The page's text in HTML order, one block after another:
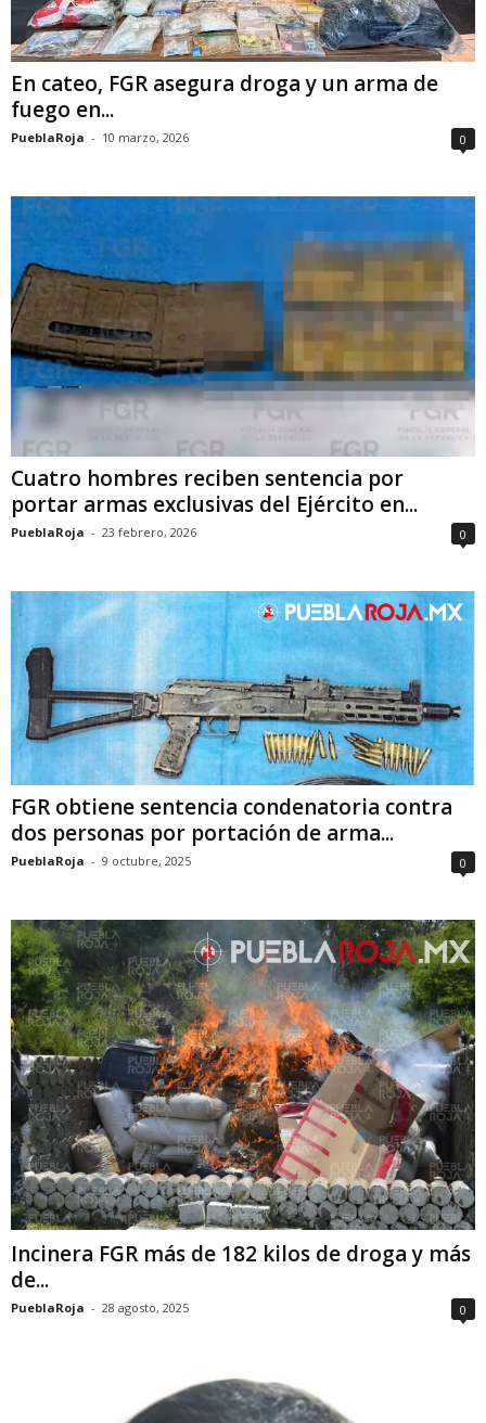
En cateo, FGR asegura droga y un arma de
fuego en...
PueblaRoja - 10 marzo, 2026 0
Cuatro hombres reciben sentencia por
portar armas exclusivas del Ejército en...
PueblaRoja - 23 febrero, 2026 0
FGR obtiene sentencia condenatoria contra
dos personas por portación de arma...
PueblaRoja - 9 octubre, 2025 0
Incinera FGR más de 182 kilos de droga y más
de...
PueblaRoja - 28 agosto, 2025 0